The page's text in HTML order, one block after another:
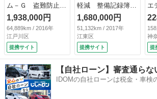
ム－Ｇ 盗難防止装
置 衝突被害軽減シ
ステム ＡＢＳ Ｌ
ＥＤヘッド パワー
シート 地デジＴ
Ｖ 両側パワースラ
イドドア ＤＶＤ再
生 クルーズコント
ロール ナビ＆Ｔ
Ｖ ＥＴＣ ドライ
1,938,000円
64,889km / 2016年
江戸川区
提携サイト
軽減 整備記録簿
ナビＴＶ オートク
ルーズ Ｒカメラ
ＥＳＣ エアバッ
ク ＰＷ Ｄレコ
地デジ ＷＡＣ イ
モビライザー Ｐ
Ｓ ＡＷ ダブルエ
アバック ３列 Ａ
1,680,000円
51,132km / 2017年
江東区
提携サイト
エ
ザ
イ
バ
ッ
／
ラ
エ
神
提
【自社ローン】審査通らな
IDOMの自社ローンは税金・車検